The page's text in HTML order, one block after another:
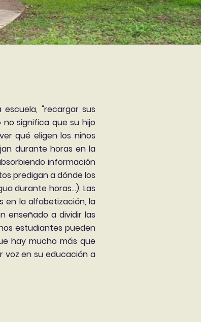
"recargar sus
significa que su hijo
qué eligen los niños
durante horas en la
información
predigan a dónde los
durante horas...). Las
en la alfabetización, la
enseñado a dividir las
estudiantes pueden
hay mucho más que
voz en su educación a